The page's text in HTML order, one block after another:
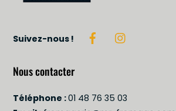
Suivez-nous !
Nous contacter
Téléphone :01 48 76 35 03